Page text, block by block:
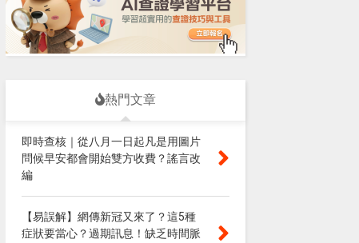
熱門文章
即時查核｜從八月一日起凡是用圖片
問候早安都會開始雙方收費？謠言改
編
【易誤解】網傳新冠又來了？這5種
症狀要當心？過期訊息！缺乏時間脈